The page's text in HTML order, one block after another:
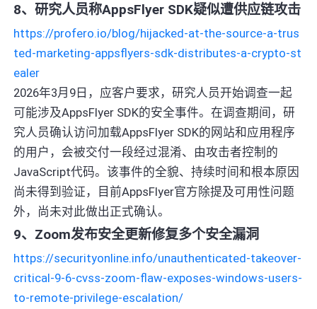
8、研究人员称AppsFlyer SDK疑似遭供应链攻击
https://profero.io/blog/hijacked-at-the-source-a-trus
ted-marketing-appsflyers-sdk-distributes-a-crypto-st
ealer
2026年3月9日，应客户要求，研究人员开始调查一起
可能涉及AppsFlyer SDK的安全事件。在调查期间，研
究人员确认访问加载AppsFlyer SDK的网站和应用程序
的用户，会被交付一段经过混淆、由攻击者控制的
JavaScript代码。该事件的全貌、持续时间和根本原因
尚未得到验证，目前AppsFlyer官方除提及可用性问题
外，尚未对此做出正式确认。
9、Zoom发布安全更新修复多个安全漏洞
https://securityonline.info/unauthenticated-takeover-
critical-9-6-cvss-zoom-flaw-exposes-windows-users-
to-remote-privilege-escalation/